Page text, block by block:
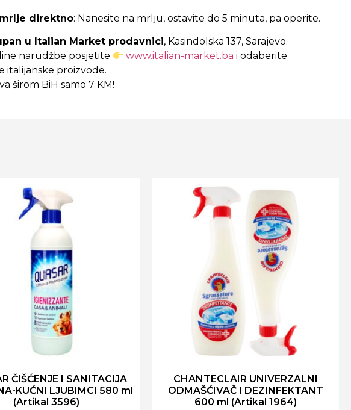
direktno: Nanesite na mrlju, ostavite do 5 minuta, pa operite.
u Italian Market prodavnici, Kasindolska 137, Sarajevo.
narudžbe posjetite
www.italian-market.ba i odaberite
italijanske proizvode.
širom BiH samo 7 KM!
ČIŠĆENJE I SANITACIJA
KUĆNI LJUBIMCI 580 ml
(Artikal 3596)
CHANTECLAIR UNIVERZALNI
ODMAŠĆIVAČ I DEZINFEKTANT
600 ml (Artikal 1964)